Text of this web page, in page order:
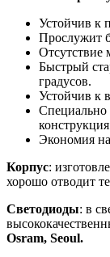
Устойчив к
Прослужит
Отсутствие
Быстрый
градусов.
Устойчив к
Специально
Экономия
Корпус:
хорошо отводит
Светодиоды: в
Osram, Seoul.